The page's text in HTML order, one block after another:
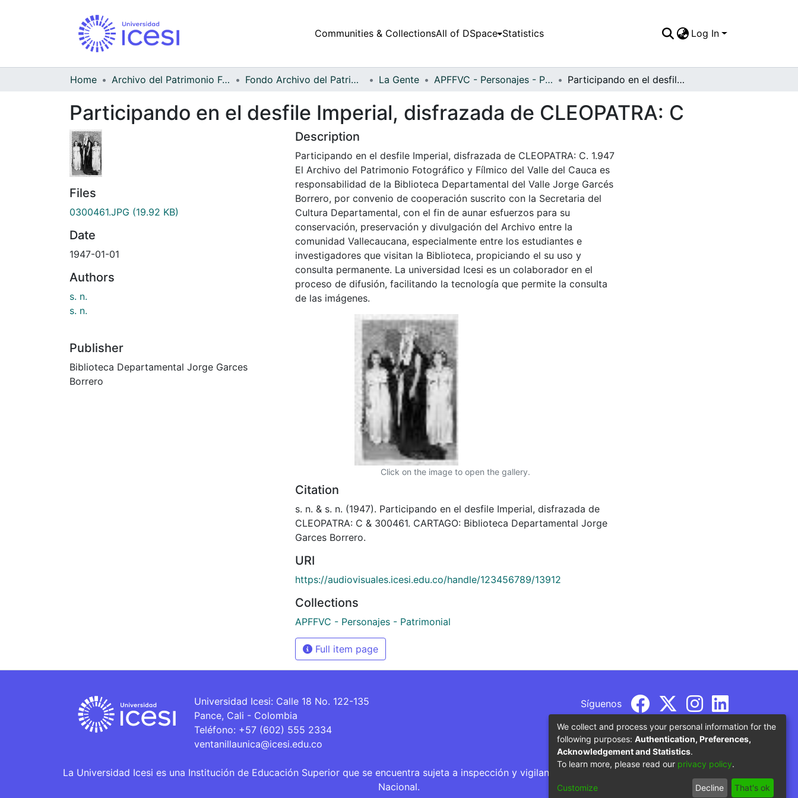
Communities & CollectionsAll of DSpace Statistics Log In
Home Archivo del Patrimonio Fotográfico y Fílmico del Valle del Cauca Fondo Archivo del Patrimonio Fotográfico y Fílmico del Valle del Cauca La Gente APFFVC - Personajes - Patrimonial Participando en el desfile Imperial, disfrazada de CLEOPATRA: C
Participando en el desfile Imperial, disfrazada de CLEOPATRA: C
Files
0300461.JPG (19.92 KB)
Date
1947-01-01
Authors
s. n.
s. n.
Publisher
Biblioteca Departamental Jorge Garces
Borrero
Description
Participando en el desfile Imperial, disfrazada de CLEOPATRA: C. 1.947
El Archivo del Patrimonio Fotográfico y Fílmico del Valle del Cauca es
responsabilidad de la Biblioteca Departamental del Valle Jorge Garcés
Borrero, por convenio de cooperación suscrito con la Secretaria del
Cultura Departamental, con el fin de aunar esfuerzos para su
conservación, preservación y divulgación del Archivo entre la
comunidad Vallecaucana, especialmente entre los estudiantes e
investigadores que visitan la Biblioteca, propiciando el su uso y
consulta permanente. La universidad Icesi es un colaborador en el
proceso de difusión, facilitando la tecnología que permite la consulta
de las imágenes.
Click on the image to open the gallery.
Citation
s. n. & s. n. (1947). Participando en el desfile Imperial, disfrazada de
CLEOPATRA: C & 300461. CARTAGO: Biblioteca Departamental Jorge
Garces Borrero.
URI
https://audiovisuales.icesi.edu.co/handle/123456789/13912
Collections
APFFVC - Personajes - Patrimonial
Full item page
Universidad Icesi: Calle 18 No. 122-135
Pance, Cali - Colombia
Teléfono: +57 (602) 555 2334
ventanillaunica@icesi.edu.co
Síguenos
La Universidad Icesi es una Institución de Educación Superior que se encuentra sujeta a inspección y vigilancia por parte del Ministerio de Educación
Nacional.
We collect and process your personal information for the
following purposes: Authentication, Preferences,
Acknowledgement and Statistics.
To learn more, please read our privacy policy.
Customize Decline That's ok